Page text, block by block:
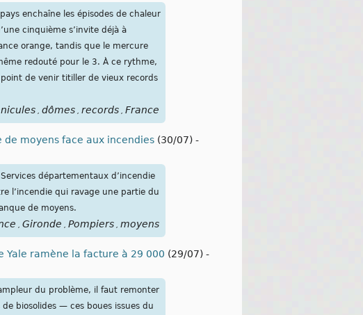
enchaîne les épisodes de chaleur
cinquième s’invite déjà à
orange, tandis que le mercure
redouté pour le 3. À ce rythme,
point de venir titiller de vieux records
dômes records France
moyens face aux incendies (30/07) -
départementaux d’incendie
l’incendie qui ravage une partie du
de moyens.
Gironde Pompiers moyens
Yale ramène la facture à 29 000 (29/07) -
du problème, il faut remonter
biosolides — ces boues issues du